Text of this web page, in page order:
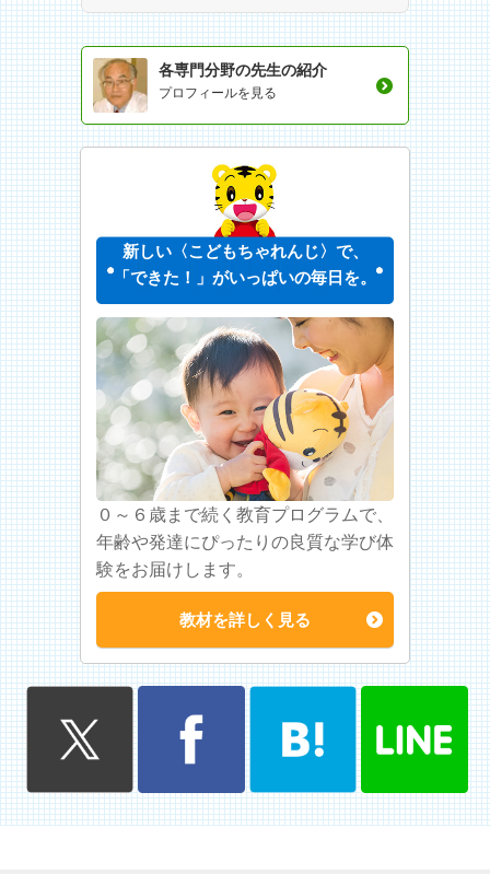
各専門分野の先生の紹介
プロフィールを見る
新しい〈こどもちゃれんじ〉で、
「できた！」がいっぱいの毎日を。
０～６歳まで続く教育プログラムで、
年齢や発達にぴったりの良質な学び体
験をお届けします。
教材を詳しく見る